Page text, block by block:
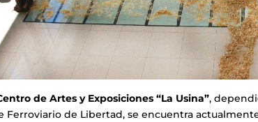
de Artes y Exposiciones “La Usina”,
Ferroviario de Libertad, se encuentra